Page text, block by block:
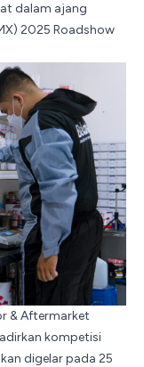
dalam ajang
2025 Roadshow
& Aftermarket
kompetisi
digelar pada 25